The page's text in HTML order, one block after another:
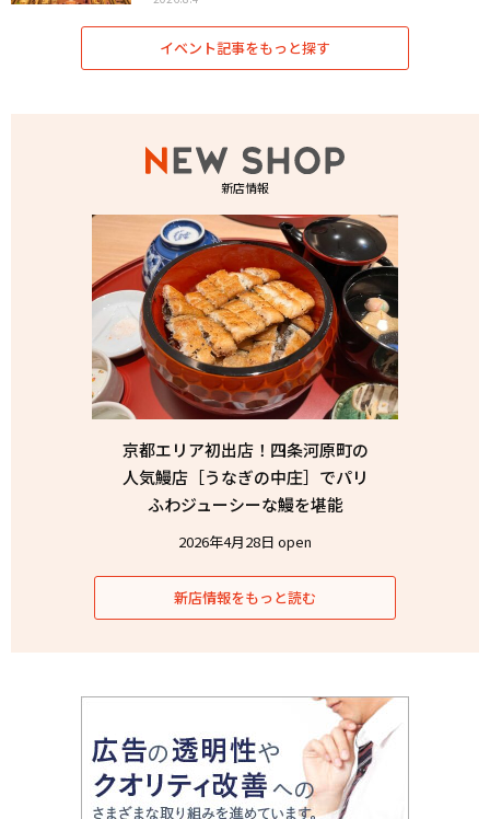
イベント記事をもっと探す
新店情報
京都エリア初出店！四条河原町の
人気鰻店［うなぎの中庄］でパリ
ふわジューシーな鰻を堪能
2026年4月28日 open
新店情報をもっと読む